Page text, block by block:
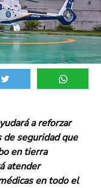
a reforzar
seguridad que
en tierra
atender
en todo el